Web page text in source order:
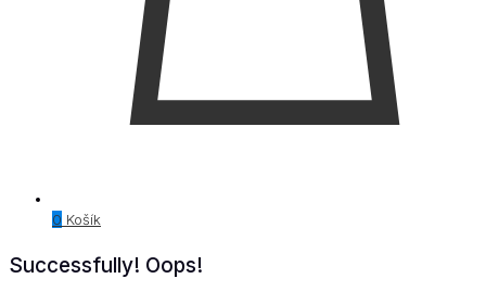
0 Košík
Successfully! Oops!